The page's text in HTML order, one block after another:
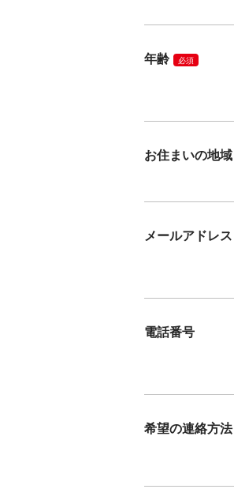
年齢 必須
お住まいの地域
メールアドレス
電話番号
希望の連絡方法